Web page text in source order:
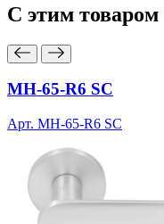
С этим товаром
MH-65-R6 SC
Арт. MH-65-R6 SC